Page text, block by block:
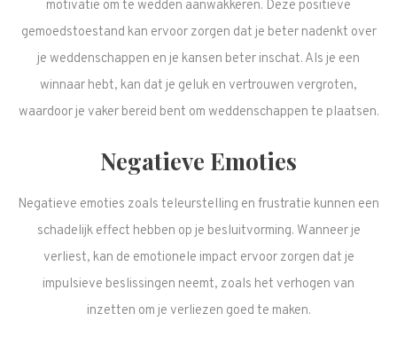
motivatie om te wedden aanwakkeren. Deze positieve
gemoedstoestand kan ervoor zorgen dat je beter nadenkt over
je weddenschappen en je kansen beter inschat. Als je een
winnaar hebt, kan dat je geluk en vertrouwen vergroten,
waardoor je vaker bereid bent om weddenschappen te plaatsen.
Negatieve Emoties
Negatieve emoties zoals teleurstelling en frustratie kunnen een
schadelijk effect hebben op je besluitvorming. Wanneer je
verliest, kan de emotionele impact ervoor zorgen dat je
impulsieve beslissingen neemt, zoals het verhogen van
inzetten om je verliezen goed te maken.